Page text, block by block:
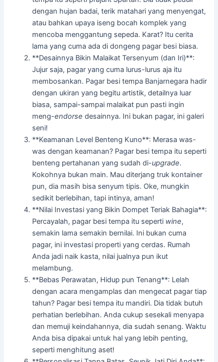
dengan hujan badai, terik matahari yang menyengat,
atau bahkan upaya iseng bocah komplek yang
mencoba menggantung sepeda. Karat? Itu cerita
lama yang cuma ada di dongeng pagar besi biasa.
**Desainnya Bikin Malaikat Tersenyum (dan Iri)**:
Jujur saja, pagar yang cuma lurus-lurus aja itu
membosankan. Pagar besi tempa Banjarnegara hadir
dengan ukiran yang begitu artistik, detailnya luar
biasa, sampai-sampai malaikat pun pasti ingin
meng-endorse desainnya. Ini bukan pagar, ini galeri
seni!
**Keamanan Level Benteng Kuno**: Merasa was-
was dengan keamanan? Pagar besi tempa itu seperti
benteng pertahanan yang sudah di-upgrade.
Kokohnya bukan main. Mau diterjang truk kontainer
pun, dia masih bisa senyum tipis. Oke, mungkin
sedikit berlebihan, tapi intinya, aman!
**Nilai Investasi yang Bikin Dompet Teriak Bahagia**:
Percayalah, pagar besi tempa itu seperti wine,
semakin lama semakin bernilai. Ini bukan cuma
pagar, ini investasi properti yang cerdas. Rumah
Anda jadi naik kasta, nilai jualnya pun ikut
melambung.
**Bebas Perawatan, Hidup pun Tenang**: Lelah
dengan acara mengamplas dan mengecat pagar tiap
tahun? Pagar besi tempa itu mandiri. Dia tidak butuh
perhatian berlebihan. Anda cukup sesekali menyapa
dan memuji keindahannya, dia sudah senang. Waktu
Anda bisa dipakai untuk hal yang lebih penting,
seperti menghitung aset!